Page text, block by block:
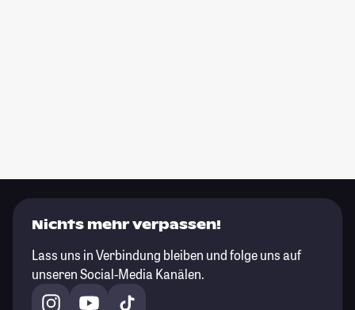
Nichts mehr verpassen!
Lass uns in Verbindung bleiben und folge uns auf
unseren Social-Media Kanälen.